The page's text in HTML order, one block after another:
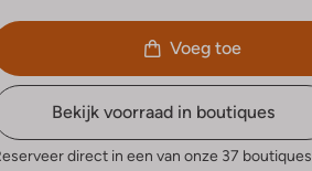
Voeg toe
Bekijk voorraad in boutiques
direct in een van onze 37 boutiques